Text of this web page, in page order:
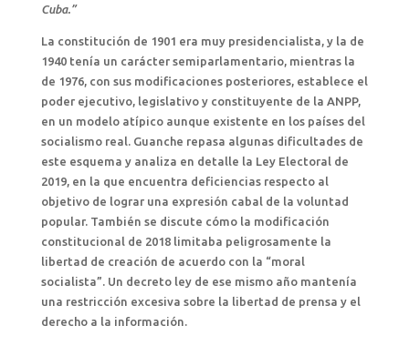
Cuba.”
La constitución de 1901 era muy presidencialista, y la de
1940 tenía un carácter semiparlamentario, mientras la
de 1976, con sus modificaciones posteriores, establece el
poder ejecutivo, legislativo y constituyente de la ANPP,
en un modelo atípico aunque existente en los países del
socialismo real. Guanche repasa algunas dificultades de
este esquema y analiza en detalle la Ley Electoral de
2019, en la que encuentra deficiencias respecto al
objetivo de lograr una expresión cabal de la voluntad
popular. También se discute cómo la modificación
constitucional de 2018 limitaba peligrosamente la
libertad de creación de acuerdo con la “moral
socialista”. Un decreto ley de ese mismo año mantenía
una restricción excesiva sobre la libertad de prensa y el
derecho a la información.